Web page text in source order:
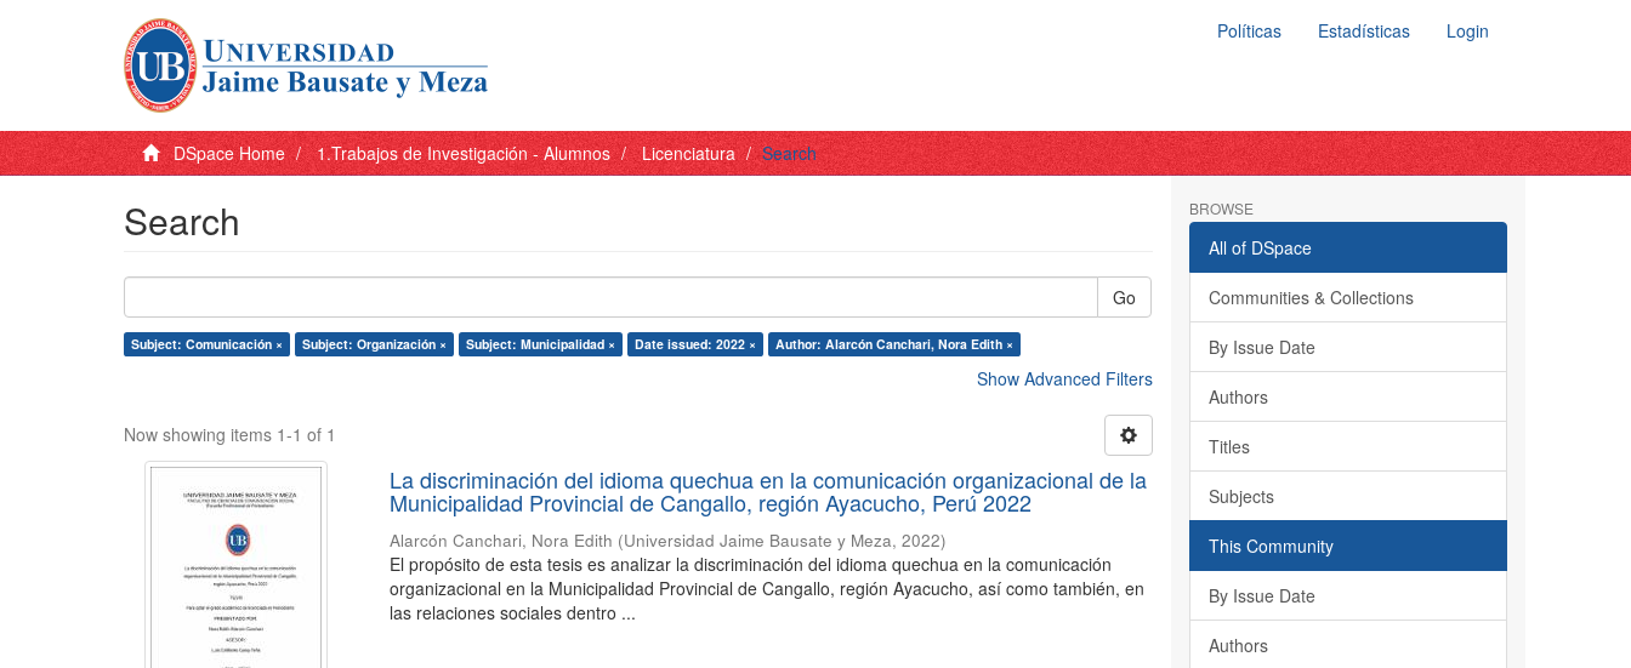
Políticas Estadísticas Login
DSpace Home 1.Trabajos de Investigación - Alumnos Licenciatura Search
Search
Go
Subject: Comunicación × Subject: Organización × Subject: Municipalidad × Date issued: 2022 × Author: Alarcón Canchari, Nora Edith ×
Show Advanced Filters
Now showing items 1-1 of 1
La discriminación del idioma quechua en la comunicación organizacional de la
Municipalidad Provincial de Cangallo, región Ayacucho, Perú 2022
Alarcón Canchari, Nora Edith (Universidad Jaime Bausate y Meza,2022)
El propósito de esta tesis es analizar la discriminación del idioma quechua en la comunicación
organizacional en la Municipalidad Provincial de Cangallo, región Ayacucho, así como también, en
las relaciones sociales dentro ...
BROWSE
All of DSpace
Communities & Collections
By Issue Date
Authors
Titles
Subjects
This Community
By Issue Date
Authors